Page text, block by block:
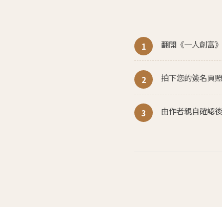
翻開《一人創富
拍下您的簽名頁
由作者親自確認